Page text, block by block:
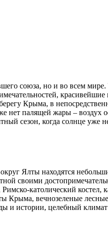
союза, но и во всем мире.
красивейшие
Крыма, в
нет палящей жары – воздух
сезон, когда солнце уже
Ялты находятся
своими
католический костел,
Крыма, вечнозеленые
и истории, целебный